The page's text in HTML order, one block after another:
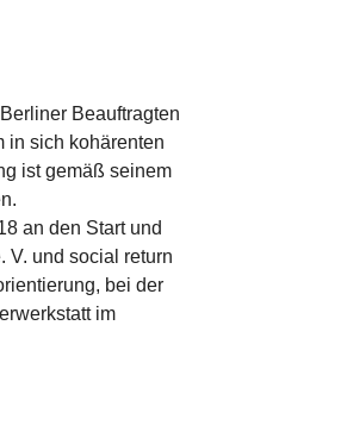
Beauftragten
in sich kohärenten
ist gemäß seinem
an den Start und
V. und social return
bei der
im